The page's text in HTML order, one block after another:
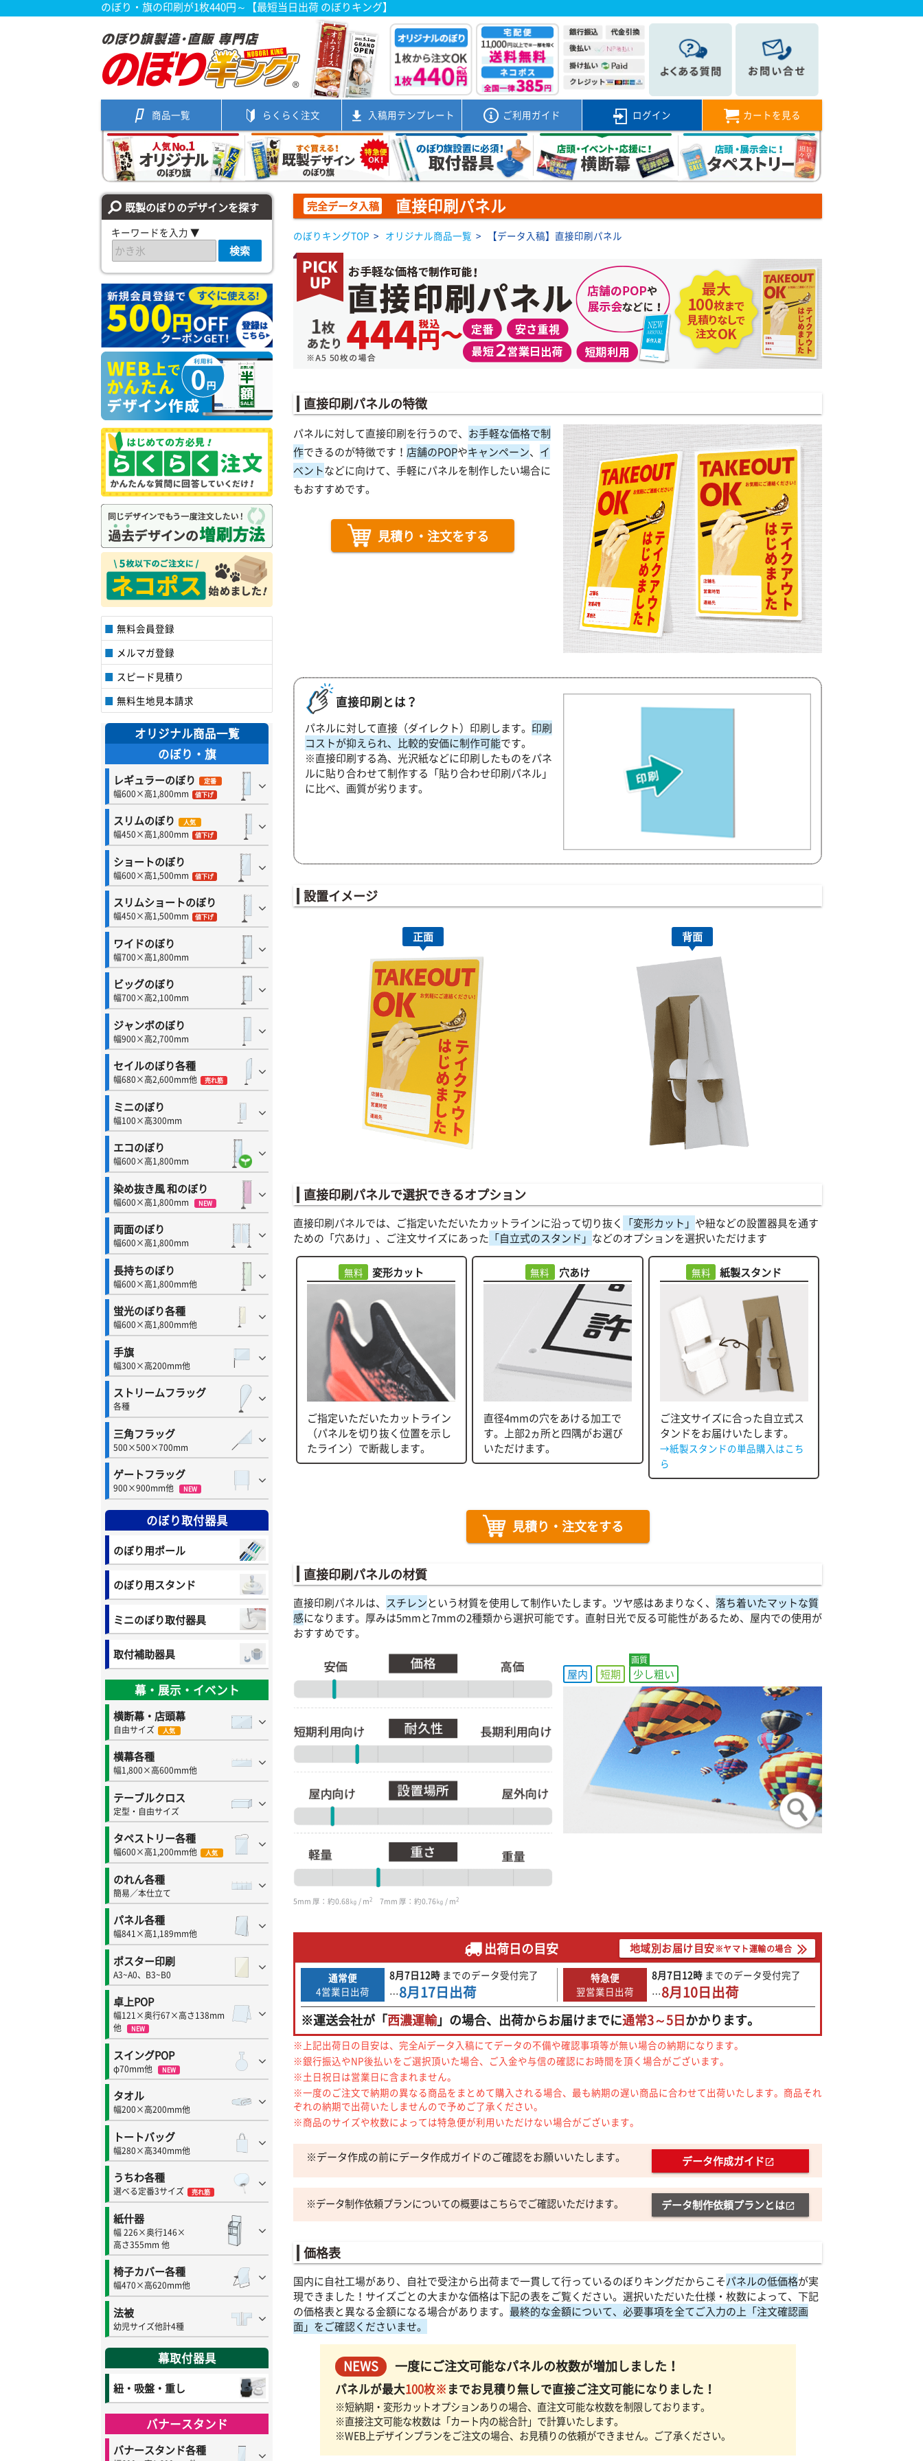
のぼり・旗の印刷が1枚440円～【最短当日出荷 のぼりキング】
商品一覧 らくらく注文 入稿用テンプレート ご利用ガイド ログイン カートを見る
既製のぼりのデザインを探す
キーワードを入力 ▼
検索
無料会員登録
メルマガ登録
スピード見積り
無料生地見本請求
オリジナル商品一覧
のぼり・旗
レギュラーのぼり 定番
幅600×高1,800mm 値下げ
スリムのぼり 人気
幅450×高1,800mm 値下げ
ショートのぼり
幅600×高1,500mm 値下げ
スリムショートのぼり
幅450×高1,500mm 値下げ
ワイドのぼり
幅700×高1,800mm
ビッグのぼり
幅700×高2,100mm
ジャンボのぼり
幅900×高2,700mm
セイルのぼり各種
幅680×高2,600mm他 売れ筋
ミニのぼり
幅100×高300mm
エコのぼり
幅600×高1,800mm
染め抜き風 和のぼり
幅600×高1,800mm NEW
両面のぼり
幅600×高1,800mm
長持ちのぼり
幅600×高1,800mm他
蛍光のぼり各種
幅600×高1,800mm他
手旗
幅300×高200mm他
ストリームフラッグ
各種
三角フラッグ
500×500×700mm
ゲートフラッグ
900×900mm他 NEW
のぼり取付器具
のぼり用ポール
のぼり用スタンド
ミニのぼり取付器具
取付補助器具
幕・展示・イベント
横断幕・店頭幕
自由サイズ 人気
横幕各種
幅1,800×高600mm他
テーブルクロス
定型・自由サイズ
タペストリー各種
幅600×高1,200mm他 人気
のれん各種
簡易／本仕立て
パネル各種
幅841×高1,189mm他
ポスター印刷
A3~A0、B3~B0
卓上POP
幅121×奥行67×高さ138mm
他
NEW
スイングPOP
φ70mm他 NEW
タオル
幅200×高200mm他
トートバッグ
幅280×高340mm他
うちわ各種
選べる定番3サイズ 売れ筋
紙什器
幅 226×奥行146×
高さ355mm 他
椅子カバー各種
幅470×高620mm他
法被
幼児サイズ他計4種
幕取付器具
紐・吸盤・重し
バナースタンド
バナースタンド各種
完全データ入稿 直接印刷パネル
のぼりキングTOP > オリジナル商品一覧 > 【データ入稿】直接印刷パネル
直接印刷パネルの特徴
パネルに対して直接印刷を行うので、 お手軽な価格で制
作できるのが特徴です！ 店舗のPOPやキャンペーン、 イ
ベントなどに向けて、手軽にパネルを制作したい場合に
もおすすめです。
見積り・注文をする
直接印刷とは？
パネルに対して直接（ダイレクト）印刷します。 印刷
コストが抑えられ、比較的安価に制作可能です。
※直接印刷する為、光沢紙などに印刷したものをパネ
ルに貼り合わせて制作する「貼り合わせ印刷パネル」
に比べ、画質が劣ります。
設置イメージ
正面 背面
直接印刷パネルで選択できるオプション
直接印刷パネルでは、ご指定いただいたカットラインに沿って切り抜く 「変形カット」 や紐などの設置器具を通す
ための「穴あけ」、ご注文サイズにあった 「自立式のスタンド」 などのオプションを選択いただけます
無料 変形カット
ご指定いただいたカットライン
（パネルを切り抜く位置を示し
たライン）で断裁します。
無料 穴あけ
直径4mmの穴をあける加工で
す。上部2ヵ所と四隅がお選び
いただけます。
無料 紙製スタンド
ご注文サイズに合った自立式ス
タンドをお届けいたします。
→紙製スタンドの単品購入はこち
ら
見積り・注文をする
直接印刷パネルの材質
直接印刷パネルは、 スチレンという材質を使用して制作いたします。ツヤ感はあまりなく、 落ち着いたマットな質
感になります。厚みは5mmと7mmの2種類から選択可能です。直射日光で反る可能性があるため、屋内での使用が
おすすめです。
5mm 厚：約0.68㎏ / m2 7mm 厚：約0.76㎏ / m2
屋内 短期 少し粗い
出荷日の目安 地域別お届け目安※ヤマト運輸の場合
通常便
4営業日出荷
8月7日12時 までのデータ受付完了
…8月17日出荷
特急便
翌営業日出荷
8月7日12時 までのデータ受付完了
…8月10日出荷
※運送会社が「西濃運輸」の場合、出荷からお届けまでに通常3～5日かかります。
※上記出荷日の目安は、完全Aiデータ入稿にてデータの不備や確認事項等が無い場合の納期になります。
※銀行振込やNP後払いをご選択頂いた場合、ご入金や与信の確認にお時間を頂く場合がございます。
※土日祝日は営業日に含まれません。
※一度のご注文で納期の異なる商品をまとめて購入される場合、最も納期の遅い商品に合わせて出荷いたします。商品それ
ぞれの納期で出荷いたしませんので予めご了承ください。
※商品のサイズや枚数によっては特急便が利用いただけない場合がございます。
※データ作成の前にデータ作成ガイドのご確認をお願いいたします。 データ作成ガイドopen_in_new
※データ制作依頼プランについての概要はこちらでご確認いただけます。 データ制作依頼プランとはopen_in_new
価格表
国内に自社工場があり、自社で受注から出荷まで一貫して行っているのぼりキングだからこそパネルの低価格が実
現できました！サイズごとの大まかな価格は下記の表をご覧ください。選択いただいた仕様・枚数によって、下記
の価格表と異なる金額になる場合があります。 最終的な金額について、必要事項を全てご入力の上「注文確認画
面」をご確認くださいませ。
NEWS 一度にご注文可能なパネルの枚数が増加しました！
パネルが最大100枚※ までお見積り無しで直接ご注文可能になりました！
※短納期・変形カットオプションありの場合、直注文可能な枚数を制限しております。
※直接注文可能な枚数は「カート内の総合計」で計算いたします。
※WEB上デザインプランをご注文の場合、お見積りの依頼ができません。ご了承ください。